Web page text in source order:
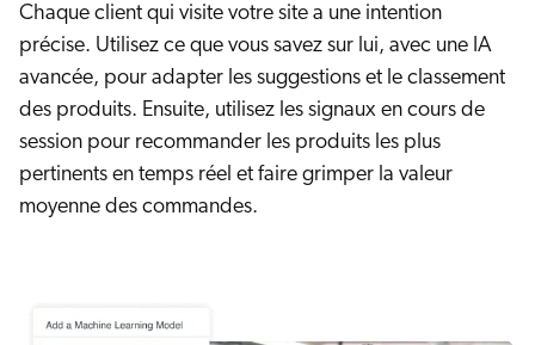
Chaque client qui visite votre site a une intention
précise. Utilisez ce que vous savez sur lui, avec une IA
avancée, pour adapter les suggestions et le classement
des produits. Ensuite, utilisez les signaux en cours de
session pour recommander les produits les plus
pertinents en temps réel et faire grimper la valeur
moyenne des commandes.